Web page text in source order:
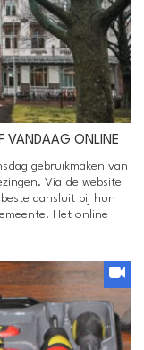
VANDAAG ONLINE
gebruikmaken van
Via de website
aansluit bij hun
Het online